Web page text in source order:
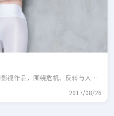
视作品，围绕危机、反转与人物
2017/08/26